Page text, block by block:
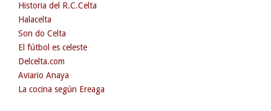
Historia del R.C.Celta
Halacelta
Son do Celta
El fútbol es celeste
Delcelta.com
Aviario Anaya
La cocina según Ereaga